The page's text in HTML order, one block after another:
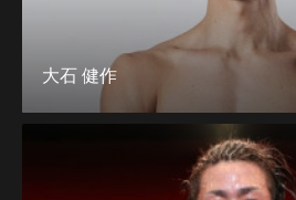
大石 健作